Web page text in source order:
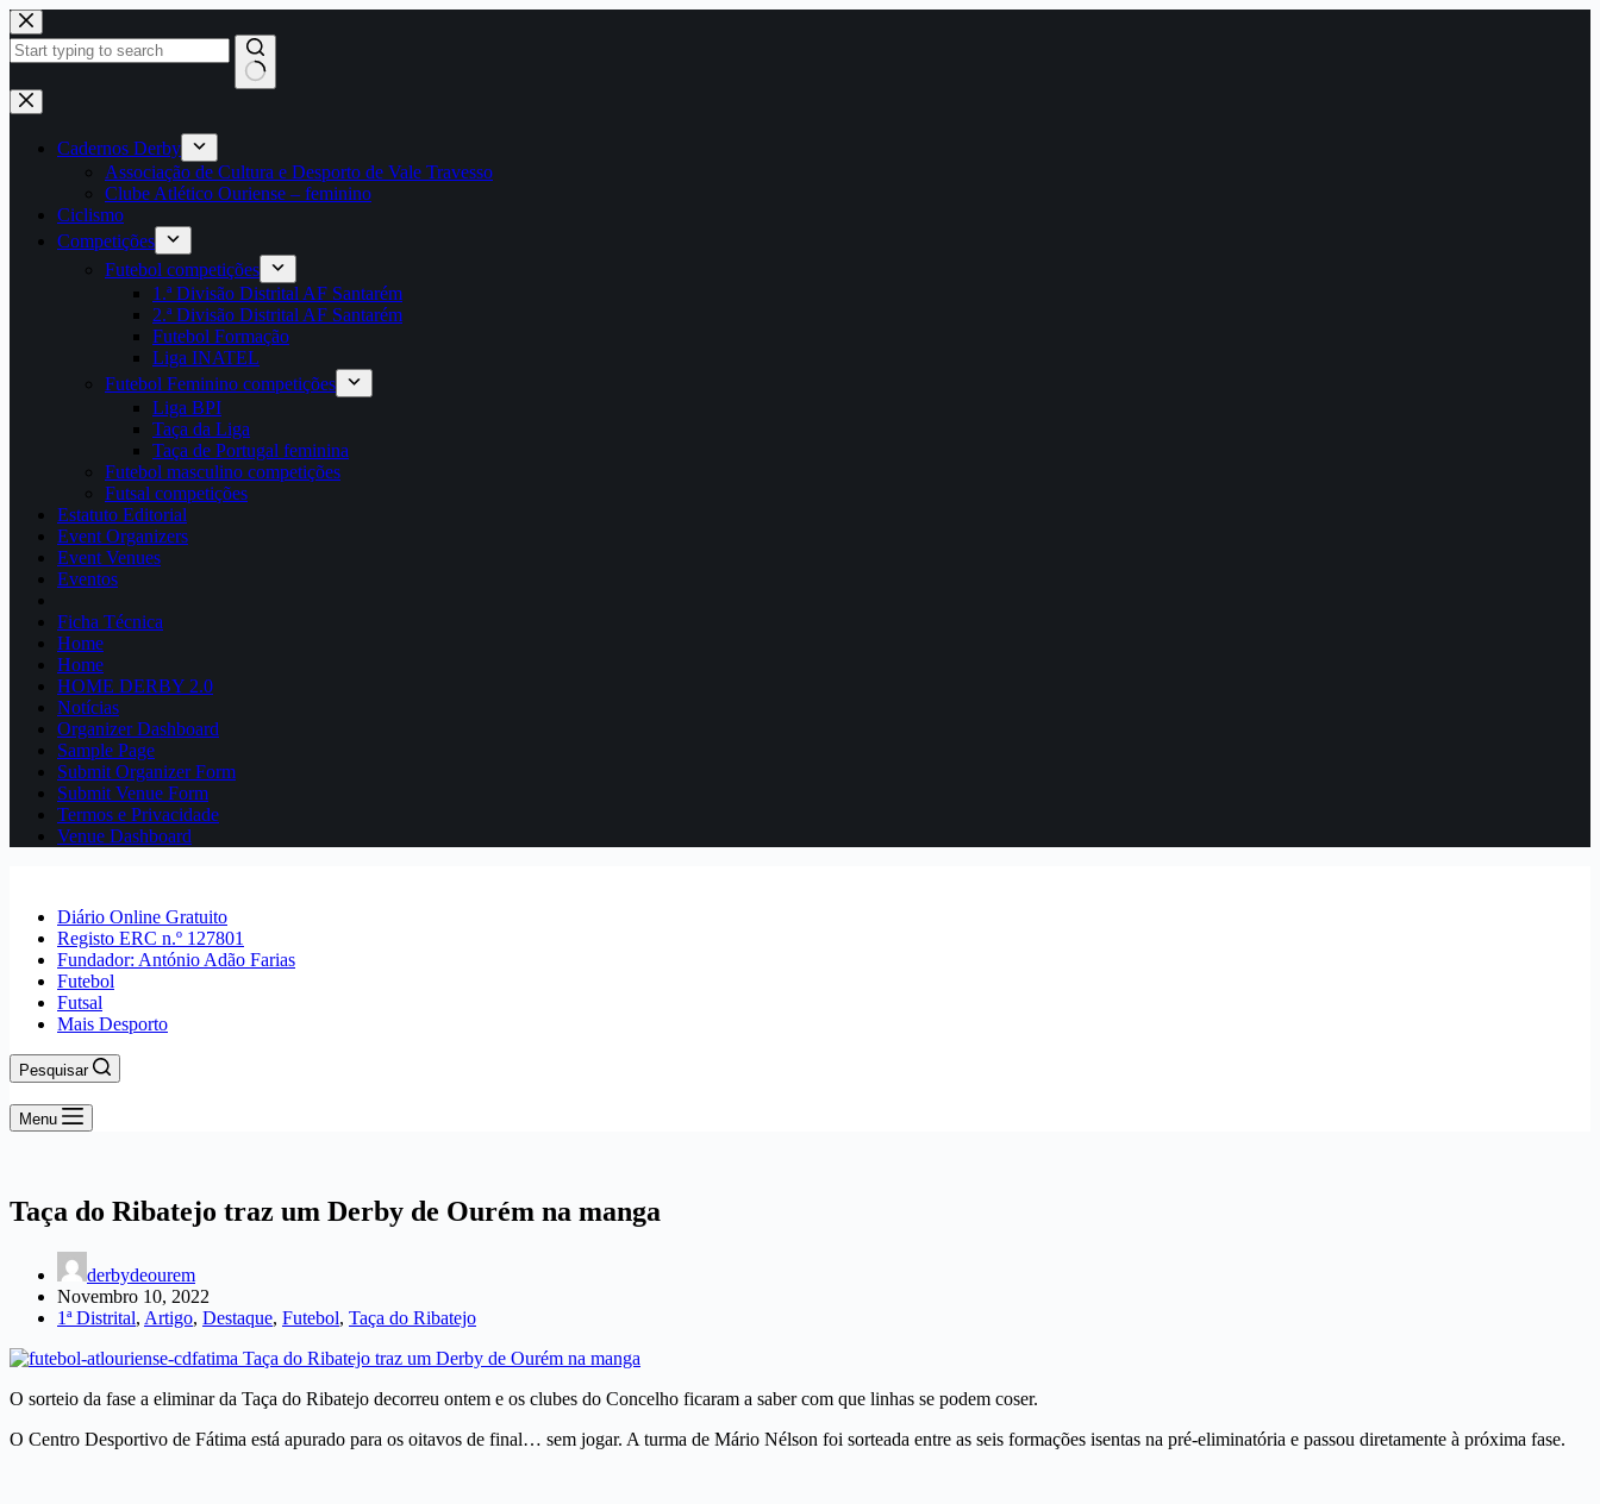
Pular
para
o
Sem
resultados
Cadernos Derby
Associação de Cultura e Desporto de Vale Travesso
Clube Atlético Ouriense – feminino
Ciclismo
Competições
Futebol competições
1.ª Divisão Distrital AF Santarém
2.ª Divisão Distrital AF Santarém
Futebol Formação
Liga INATEL
Futebol Feminino competições
Liga BPI
Taça da Liga
Taça de Portugal feminina
Futebol masculino competições
Futsal competições
Estatuto Editorial
Event Organizers
Event Venues
Eventos
Ficha Técnica
Home
Home
HOME DERBY 2.0
Notícias
Organizer Dashboard
Sample Page
Submit Organizer Form
Submit Venue Form
Termos e Privacidade
Venue Dashboard
Diário Online Gratuito
Registo ERC n.º 127801
Fundador: António Adão Farias
Futebol
Futsal
Mais Desporto
Pesquisar
Menu
Taça do Ribatejo traz um Derby de Ourém na manga
derbydeourem
Novembro 10, 2022
1ª Distrital, Artigo, Destaque, Futebol, Taça do Ribatejo
O sorteio da fase a eliminar da Taça do Ribatejo decorreu ontem e os clubes do Concelho ficaram a saber com que linhas se podem coser.
O Centro Desportivo de Fátima está apurado para os oitavos de final… sem jogar. A turma de Mário Nélson foi sorteada entre as seis formações isentas na pré-eliminatória e passou diretamente à próxima fase.